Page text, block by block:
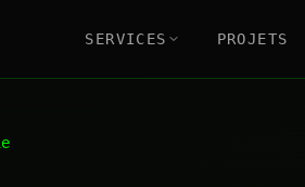
SERVICES PROJETS